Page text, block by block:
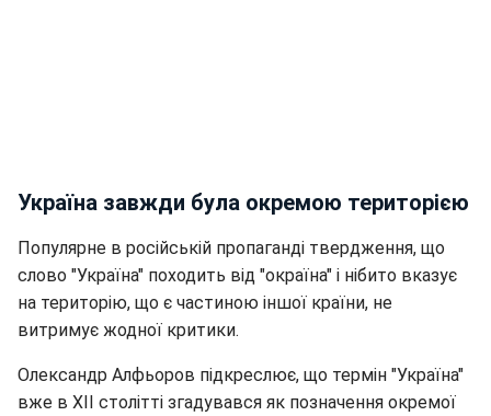
Україна завжди була окремою територією
Популярне в російській пропаганді твердження, що
слово "Україна" походить від "окраїна" і нібито вказує
на територію, що є частиною іншої країни, не
витримує жодної критики.
Олександр Алфьоров підкреслює, що термін "Україна"
вже в XII столітті згадувався як позначення окремої